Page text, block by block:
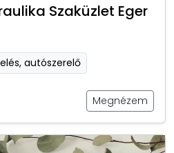
Szaküzlet Eger
autószerelő
Megnézem